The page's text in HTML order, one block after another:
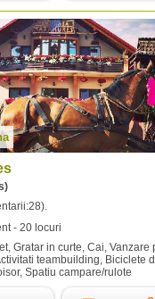
28).
- 20 locuri
Gratar in curte, Cai, Vanzare
teambuilding, Biciclete
Spatiu campare/rulote